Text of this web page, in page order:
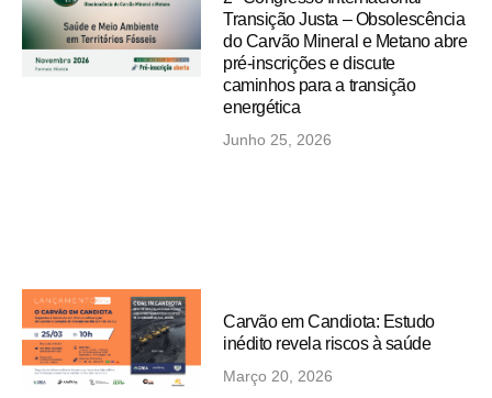
Transição Justa – Obsolescência
do Carvão Mineral e Metano abre
pré-inscrições e discute
caminhos para a transição
energética
Junho 25, 2026
Carvão em Candiota: Estudo
inédito revela riscos à saúde
Março 20, 2026